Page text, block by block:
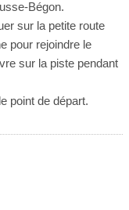
Bégon.
sur la petite route
pour rejoindre le
sur la piste pendant
point de départ.